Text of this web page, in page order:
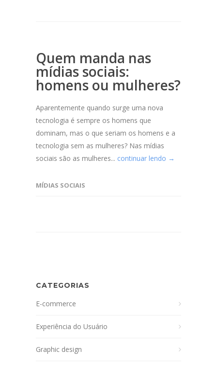
Quem manda nas
mídias sociais:
homens ou mulheres?
Aparentemente quando surge uma nova
tecnologia é sempre os homens que
dominam, mas o que seriam os homens e a
tecnologia sem as mulheres? Nas mídias
sociais são as mulheres... continuar lendo →
MÍDIAS SOCIAIS
CATEGORIAS
E-commerce
Experiência do Usuário
Graphic design